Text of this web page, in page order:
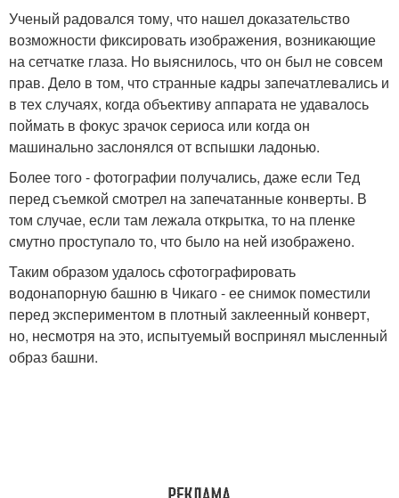
Ученый радовался тому, что нашел доказательство
возможности фиксировать изображения, возникающие
на сетчатке глаза. Но выяснилось, что он был не совсем
прав. Дело в том, что странные кадры запечатлевались и
в тех случаях, когда объективу аппарата не удавалось
поймать в фокус зрачок сериоса или когда он
машинально заслонялся от вспышки ладонью.
Более того - фотографии получались, даже если Тед
перед съемкой смотрел на запечатанные конверты. В
том случае, если там лежала открытка, то на пленке
смутно проступало то, что было на ней изображено.
Таким образом удалось сфотографировать
водонапорную башню в Чикаго - ее снимок поместили
перед экспериментом в плотный заклеенный конверт,
но, несмотря на это, испытуемый воспринял мысленный
образ башни.